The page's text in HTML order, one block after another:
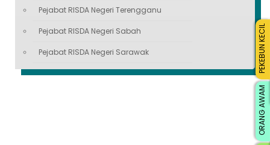
Pejabat RISDA Negeri Terengganu
Pejabat RISDA Negeri Sabah
Pejabat RISDA Negeri Sarawak
ORANG AWAM
PEKEBUN KECIL